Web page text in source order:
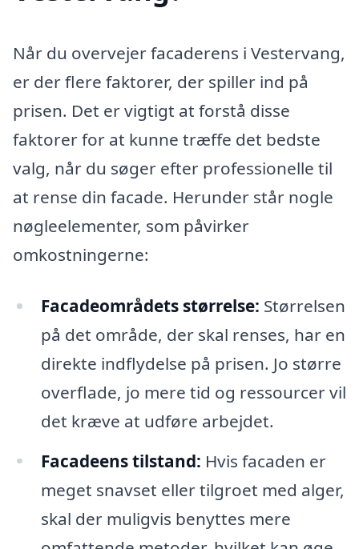
Når du overvejer facaderens i Vestervang,
er der flere faktorer, der spiller ind på
prisen. Det er vigtigt at forstå disse
faktorer for at kunne træffe det bedste
valg, når du søger efter professionelle til
at rense din facade. Herunder står nogle
nøgleelementer, som påvirker
omkostningerne:
Facadeområdets størrelse: Størrelsen
på det område, der skal renses, har en
direkte indflydelse på prisen. Jo større
overflade, jo mere tid og ressourcer vil
det kræve at udføre arbejdet.
Facadeens tilstand: Hvis facaden er
meget snavset eller tilgroet med alger,
skal der muligvis benyttes mere